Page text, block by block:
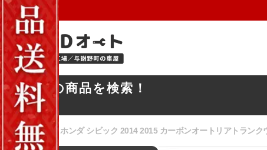
お探しの商品を検索！
ホーム/ホンダ / ホンダ シビック 2014 2015 カーボンオートリアトラン